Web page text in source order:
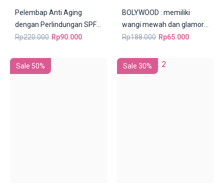
Pelembap Anti Aging
dengan Perlindungan SPF
18 PA++ Pond”s Age
Gram adalah...
Rp220.000 Rp90.000
BOLYWOOD : memiliki
wangi mewah dan glamor
dengan perpaduan white
Aroma:...
Rp188.000 Rp65.000
Sale 50% Sale 30%